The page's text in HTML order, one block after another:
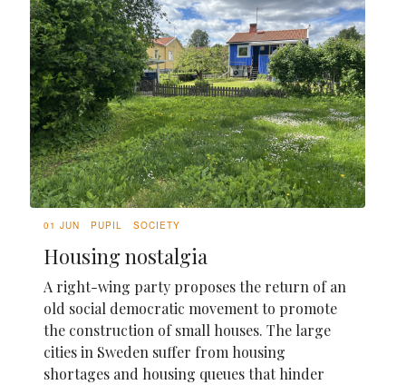
01 JUN PUPIL SOCIETY
Housing nostalgia
A right-wing party proposes the return of an
old social democratic movement to promote
the construction of small houses. The large
cities in Sweden suffer from housing
shortages and housing queues that hinder